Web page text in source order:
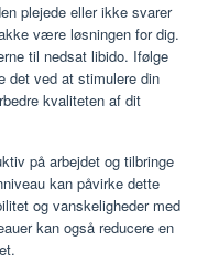
plejede eller ikke svarer
være løsningen for dig.
til nedsat libido. Ifølge
det ved at stimulere din
kvaliteten af ​​dit
på arbejdet og tilbringe
kan påvirke dette
og vanskeligheder med
kan også reducere en